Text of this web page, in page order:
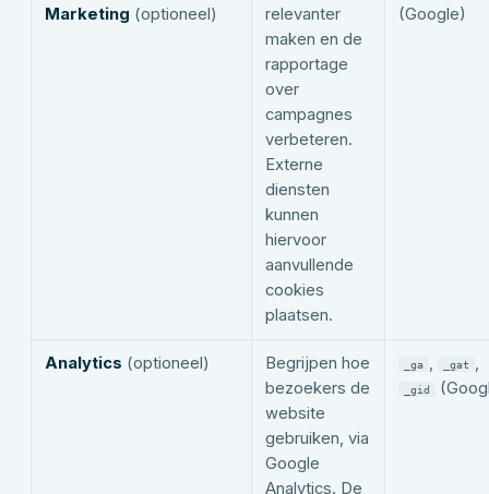
Marketing (optioneel)
relevanter
maken en de
rapportage
over
campagnes
verbeteren.
Externe
diensten
kunnen
hiervoor
aanvullende
cookies
plaatsen.
(Google)
Analytics (optioneel)
Begrijpen hoe
bezoekers de
website
gebruiken, via
Google
Analytics. De
_ga , _gat ,
_gid